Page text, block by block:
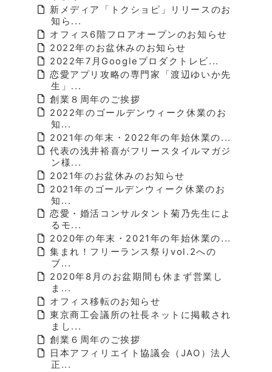
新メディア「トクショピ」リリースのお
知ら...
オフィス6階フロアオープンのお知らせ
2022年のお盆休みのお知らせ
2022年7月Googleプロダクトレビ...
恋愛アプリ攻略の専門家「渡辺ゆいか先
生」...
創業８周年のご挨拶
2022年のゴールデンウィーク休業のお
知...
2021年の年末・2022年の年始休業の...
代表の浅井裕喜がフリースタイルマガジ
ン様...
2021年のお盆休みのお知らせ
2021年のゴールデンウィーク休業のお
知...
恋愛・婚活コンサルタント菊乃先生によ
るモ...
2020年の年末・2021年の年始休業の...
集まれ！フリーランス祭りvol.2への
ブ...
2020年8月のお盆期間も休まず営業し
ま...
オフィス移転のお知らせ
東京商工会議所の社長ネットに掲載され
まし...
創業６周年のご挨拶
日本アフィリエイト協議会（JAO）法人
正...